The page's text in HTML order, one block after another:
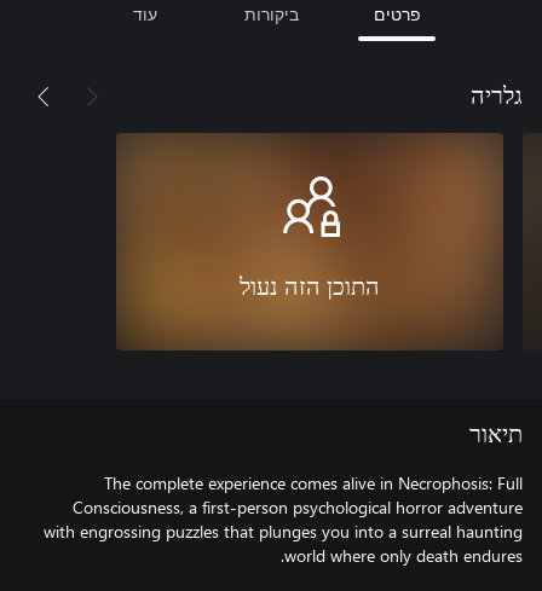
פרטים ביקורות עוד
גלריה
התוכן הזה נעול
תיאור
The complete experience comes alive in Necrophosis: Full
Consciousness, a first-person psychological horror adventure
with engrossing puzzles that plunges you into a surreal haunting